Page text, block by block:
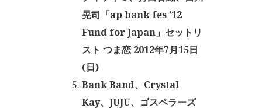
晃司「ap bank fes ’12
Fund for Japan」セットリ
スト つま恋 2012年7月15日
(日)
Bank Band、Crystal
Kay、JUJU、ゴスペラーズ